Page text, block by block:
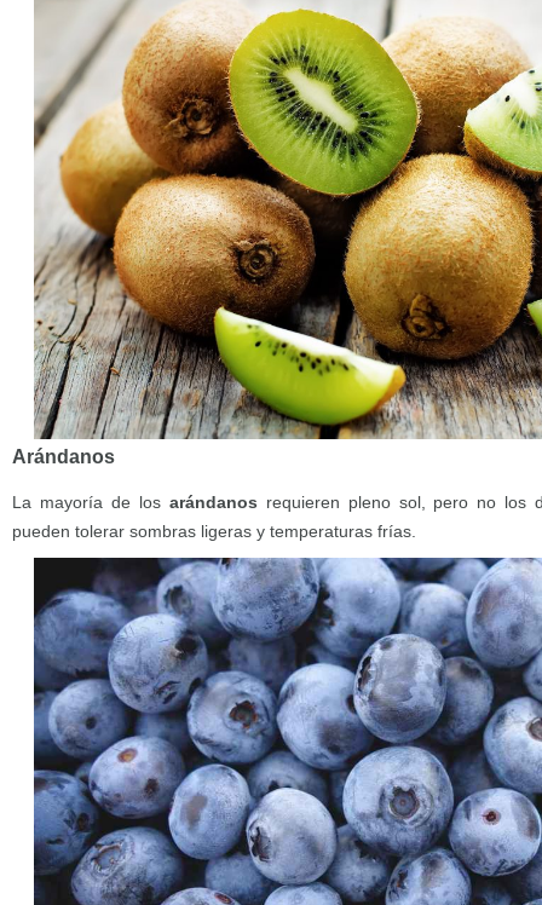
Arándanos
La mayoría de los arándanos requieren pleno sol, pero no los
pueden tolerar sombras ligeras y temperaturas frías.